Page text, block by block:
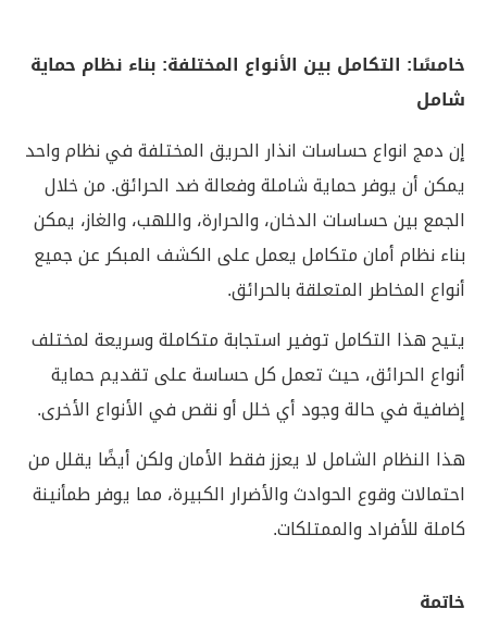
خامسًا: التكامل بين الأنواع المختلفة: بناء نظام حماية
شامل
إن دمج انواع حساسات انذار الحريق المختلفة في نظام واحد
يمكن أن يوفر حماية شاملة وفعالة ضد الحرائق. من خلال
الجمع بين حساسات الدخان، والحرارة، واللهب، والغاز، يمكن
بناء نظام أمان متكامل يعمل على الكشف المبكر عن جميع
أنواع المخاطر المتعلقة بالحرائق.
يتيح هذا التكامل توفير استجابة متكاملة وسريعة لمختلف
أنواع الحرائق، حيث تعمل كل حساسة على تقديم حماية
إضافية في حالة وجود أي خلل أو نقص في الأنواع الأخرى.
هذا النظام الشامل لا يعزز فقط الأمان ولكن أيضًا يقلل من
احتمالات وقوع الحوادث والأضرار الكبيرة، مما يوفر طمأنينة
كاملة للأفراد والممتلكات.
خاتمة